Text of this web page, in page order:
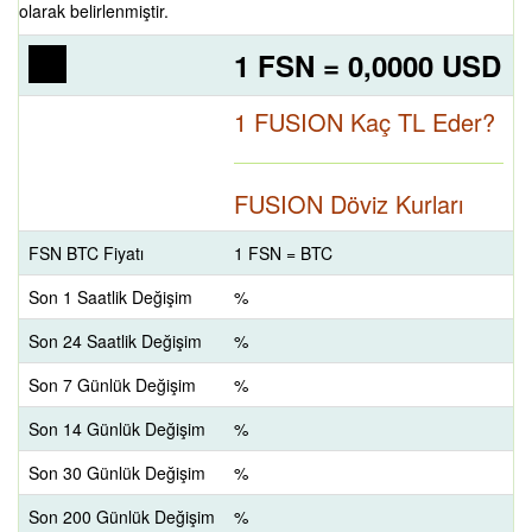
olarak belirlenmiştir.
1 FSN = 0,0000 USD
1 FUSION Kaç TL Eder?
FUSION Döviz Kurları
FSN BTC Fiyatı
1 FSN = BTC
Son 1 Saatlik Değişim
%
Son 24 Saatlik Değişim
%
Son 7 Günlük Değişim
%
Son 14 Günlük Değişim
%
Son 30 Günlük Değişim
%
Son 200 Günlük Değişim
%